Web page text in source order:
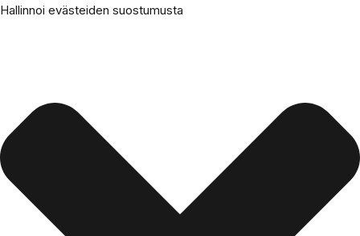
Hallinnoi evästeiden suostumusta